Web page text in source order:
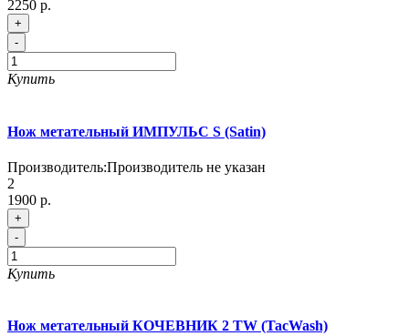
2250 р.
+
-
Купить
Нож метательный ИМПУЛЬС S (Satin)
Производитель:Производитель не указан
2
1900 р.
+
-
Купить
Нож метательный КОЧЕВНИК 2 TW (TacWash)